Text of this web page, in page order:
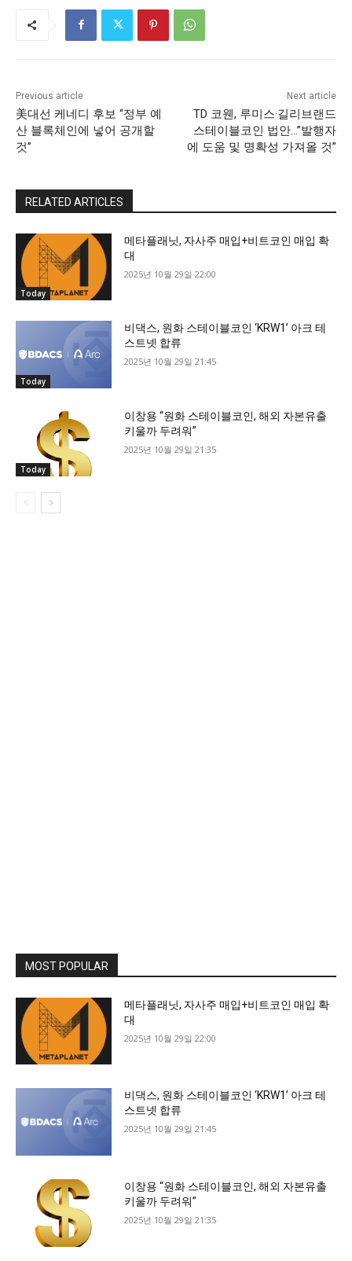
Previous article
美대선 케네디 후보 “정부 예
산 블록체인에 넣어 공개할
것”
Next article
TD 코웬, 루미스·길리브랜드
스테이블코인 법안…”발행자
에 도움 및 명확성 가져올 것”
RELATED ARTICLES
Today
메타플래닛, 자사주 매입+비트코인 매입 확
대
2025년 10월 29일 22:00
Today
비댁스, 원화 스테이블코인 ‘KRW1’ 아크 테
스트넷 합류
2025년 10월 29일 21:45
Today
이창용 “원화 스테이블코인, 해외 자본유출
키울까 두려워”
2025년 10월 29일 21:35
MOST POPULAR
메타플래닛, 자사주 매입+비트코인 매입 확
대
2025년 10월 29일 22:00
비댁스, 원화 스테이블코인 ‘KRW1’ 아크 테
스트넷 합류
2025년 10월 29일 21:45
이창용 “원화 스테이블코인, 해외 자본유출
키울까 두려워”
2025년 10월 29일 21:35